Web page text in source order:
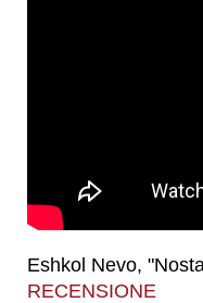
Eshkol Nevo,
RECENSIONE